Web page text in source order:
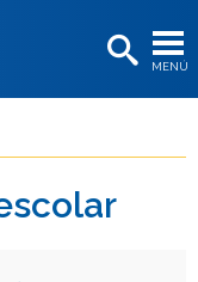
MENÚ